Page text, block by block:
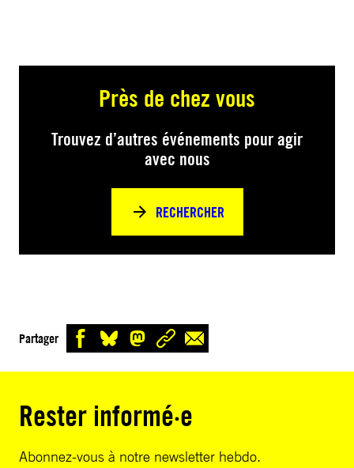
Près de chez vous
Trouvez d’autres événements pour agir
avec nous
RECHERCHER
Partager
Rester informé·e
Abonnez-vous à notre newsletter hebdo.